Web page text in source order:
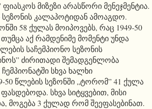
მიზეზი არასწორი მენეჯმენტია.
კალაპოტიდან ამოაგდო.
58 ქულას მოიპოვებს, რაც 1949-50
აქ რამდენიმე მომენტი უნდა
საჩემპიონო სეზონის
ძირითადი შემადგენლობა
სხვა ხალხი
წლების სეზონში „ტორომ” 41 ქულა
სხვა სიტყვებით, მისი
მოგება 3 ქულად რომ შეეფასებინათ.